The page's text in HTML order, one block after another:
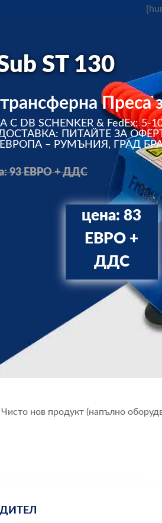
ST 130
Преса
DB SCHENKER & FedEx: 5-
ПИТАЙТЕ ЗА
– РУМЪНИЯ, ГРАД
93 ЕВРО + ДДС
цена: 83
ЕВРО +
ДДС
Чисто нов продукт (напълно